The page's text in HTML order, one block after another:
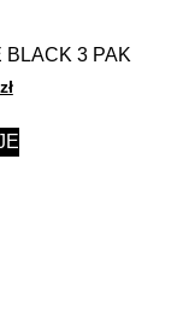
BLACK 3 PAK
zł